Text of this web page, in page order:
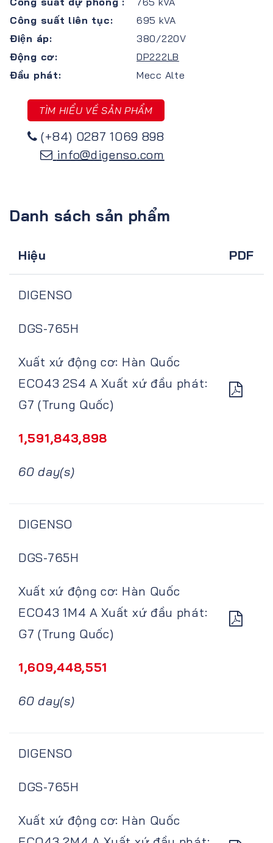
Công suất liên tục:
695 kVA
Điện áp:
380/220V
Động cơ:
DP222LB
Đầu phát:
Mecc Alte
TÌM HIỂU VỀ SẢN PHẨM
(+84) 0287 1069 898
info@digenso.com
Danh sách sản phẩm
Hiệu PDF
DIGENSO
DGS-765H
Xuất xứ động cơ: Hàn Quốc
ECO43 2S4 A Xuất xứ đầu phát:
G7 (Trung Quốc)
1,591,843,898
60 day(s)
DIGENSO
DGS-765H
Xuất xứ động cơ: Hàn Quốc
ECO43 1M4 A Xuất xứ đầu phát:
G7 (Trung Quốc)
1,609,448,551
60 day(s)
DIGENSO
DGS-765H
Xuất xứ động cơ: Hàn Quốc